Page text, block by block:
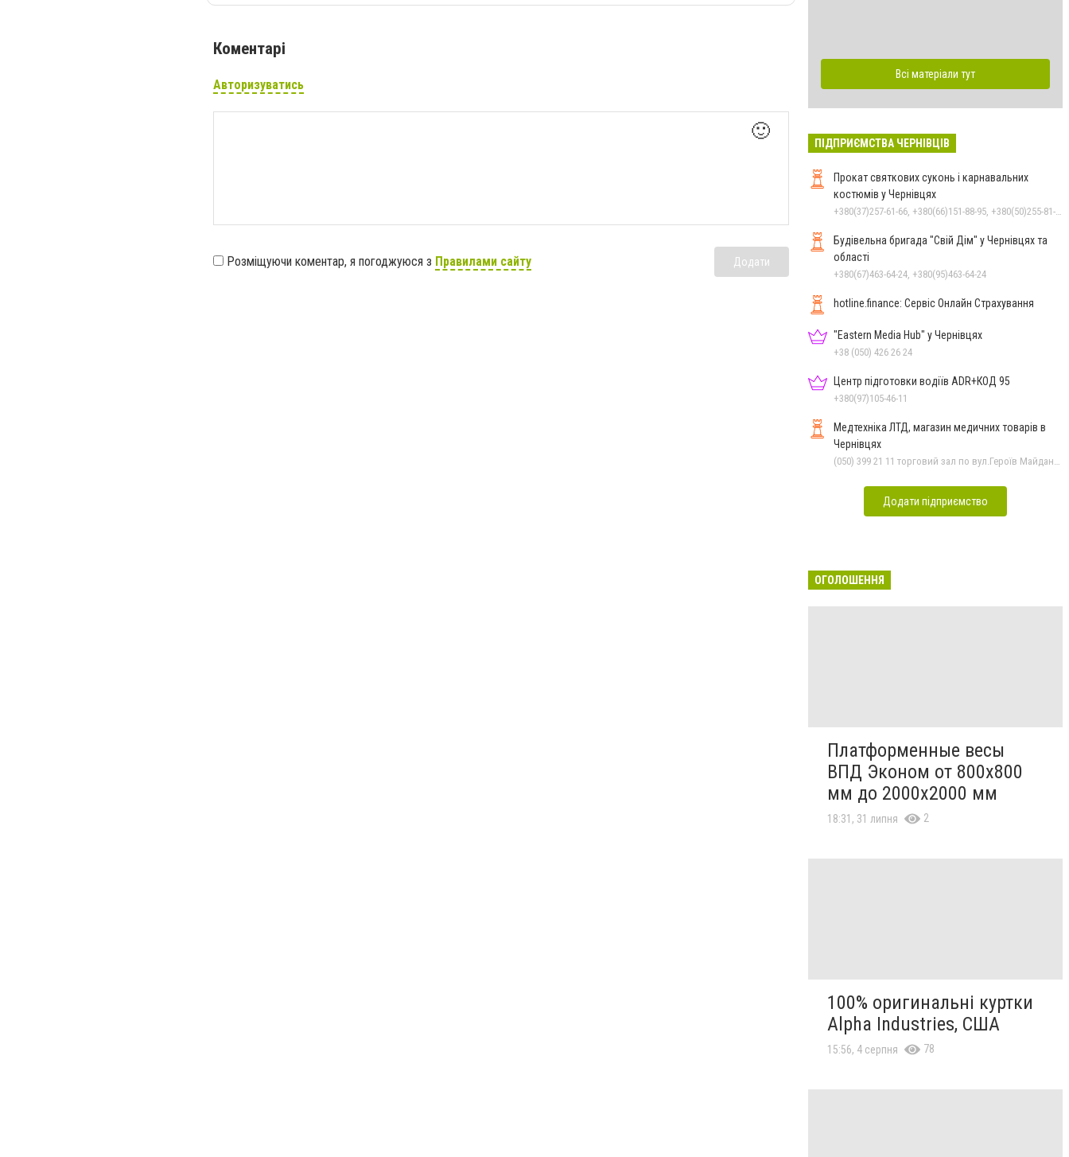
Коментарі
Авторизуватись
🙂
Розміщуючи коментар, я погоджуюся з Правилами сайту Додати
Всі матеріали тут
ПІДПРИЄМСТВА ЧЕРНІВЦІВ
Прокат святкових суконь і карнавальних
костюмів у Чернівцях
Будівельна бригада "Свій Дім" у Чернівцях та
області
+380(67)463-64-24, +380(95)463-64-24
hotline.finance: Сервіс Онлайн Страхування
"Eastern Media Hub" у Чернівцях
+38 (050) 426 26 24
Центр підготовки водіїв ADR+КОД 95
+380(97)105-46-11
Медтехніка ЛТД, магазин медичних товарів в
Чернівцях
Додати підприємство
ОГОЛОШЕННЯ
Платформенные весы
ВПД Эконом от 800х800
мм до 2000х2000 мм
18:31, 31 липня 2
100% оригинальні куртки
Alpha Industries, США
15:56, 4 серпня 78